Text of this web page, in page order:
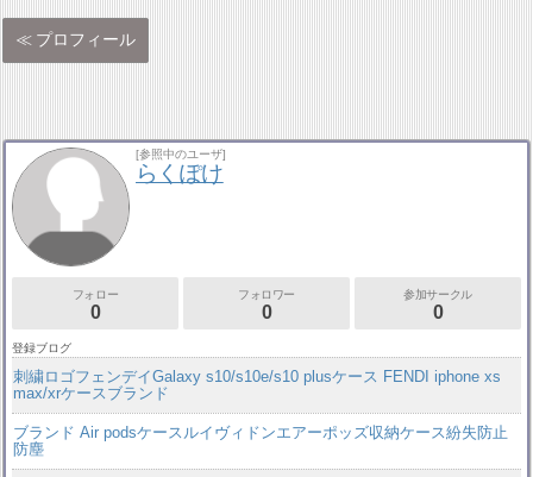
プロフィール
[参照中のユーザ]
らくぽけ
フォロー
0
フォロワー
0
参加サークル
0
登録ブログ
刺繍ロゴフェンデイGalaxy s10/s10e/s10 plusケース FENDI iphone xs
max/xrケースブランド
ブランド Air podsケースルイヴィドンエアーポッズ収納ケース紛失防止
防塵